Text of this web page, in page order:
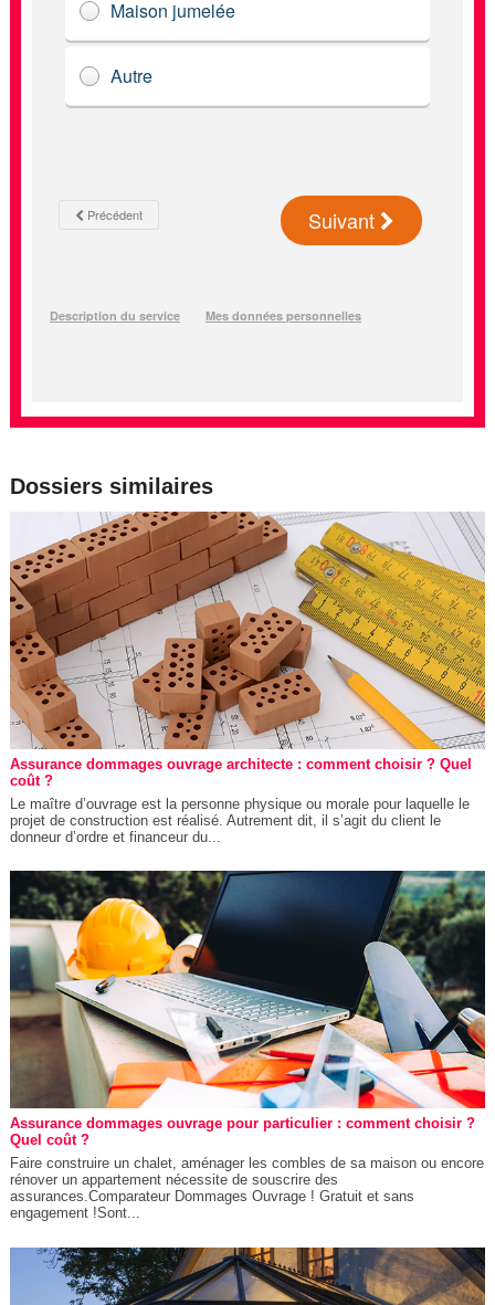
Dossiers similaires
Assurance dommages ouvrage architecte : comment choisir ? Quel
coût ?
Le maître d’ouvrage est la personne physique ou morale pour laquelle le
projet de construction est réalisé. Autrement dit, il s’agit du client le
donneur d’ordre et financeur du...
Assurance dommages ouvrage pour particulier : comment choisir ?
Quel coût ?
Faire construire un chalet, aménager les combles de sa maison ou encore
rénover un appartement nécessite de souscrire des
assurances.Comparateur Dommages Ouvrage ! Gratuit et sans
engagement !Sont...